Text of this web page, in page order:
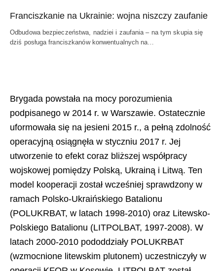
Franciszkanie na Ukrainie: wojna niszczy zaufanie
Odbudowa bezpieczeństwa, nadziei i zaufania – na tym skupia się
dziś posługa franciszkanów konwentualnych na…
Brygada powstała na mocy porozumienia
podpisanego w 2014 r. w Warszawie. Ostatecznie
uformowała się na jesieni 2015 r., a pełną zdolność
operacyjną osiągnęła w styczniu 2017 r. Jej
utworzenie to efekt coraz bliższej współpracy
wojskowej pomiędzy Polską, Ukrainą i Litwą. Ten
model kooperacji został wcześniej sprawdzony w
ramach Polsko-Ukraińskiego Batalionu
(POLUKRBAT, w latach 1998-2010) oraz Litewsko-
Polskiego Batalionu (LITPOLBAT, 1997-2008). W
latach 2000-2010 pododdziały POLUKRBAT
(wzmocnione litewskim plutonem) uczestniczyły w